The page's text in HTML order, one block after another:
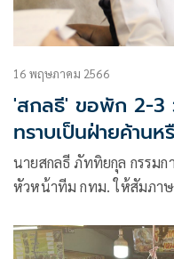
16 พฤษภาคม 2566
'สกลธี' ขอพัก 2-3
ทราบเป็นฝ่ายค้านห
นายสกลธี ภัททิยกุล กรรม
หัวหน้าทีม กทม. ให้สัมภา